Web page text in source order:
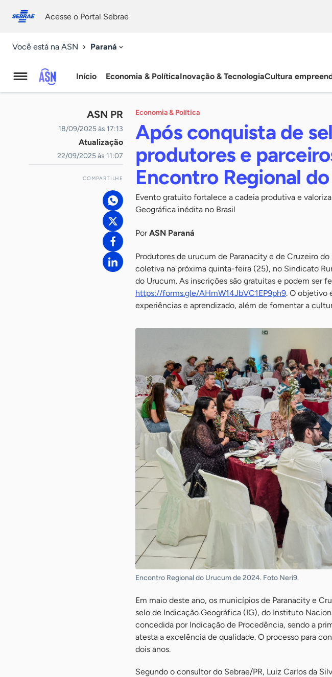
conosco
Acesse o Portal Sebrae
Você está na ASN Paraná
Agência
Sebrae
Notícias
Início Economia & PolíticaInovação & TecnologiaCultura
ASN PR
18/09/2025 às 17:13
Atualização
22/09/2025 às 11:07
COMPARTILHE
Economia & Política
Após conquista de
produtores e
Encontro Regional
Evento gratuito fortalece a cadeia produtiva e
Geográfica inédita no Brasil
PorASN Paraná
Produtores de urucum de Paranacity e de Cruzeiro
coletiva na próxima quinta-feira (25), no Sindicato
do Urucum. As inscrições são gratuitas e podem ser
https://forms.gle/AHmW14JbVC1EP9ph9. O objetivo
experiências e aprendizado, além de fomentar a
Encontro Regional do Urucum de 2024. Foto Neri9.
Em maio deste ano, os municípios de Paranacity e
selo de Indicação Geográfica (IG), do Instituto
concedida por Indicação de Procedência, sendo a
atesta a excelência de qualidade. O processo para
dois anos.
Segundo o consultor do Sebrae/PR, Luiz Carlos da